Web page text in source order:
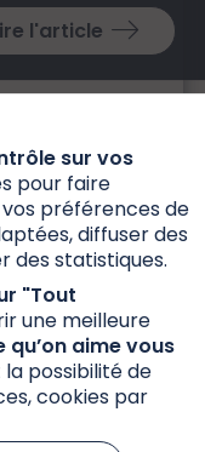
sur vos
pour faire
préférences de
diffuser des
des statistiques.
"Tout
une meilleure
qu’on aime vous
possibilité de
cookies par
l'article
et cookies